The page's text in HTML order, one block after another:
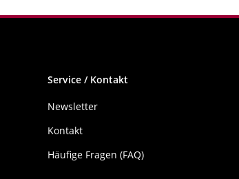
Service / Kontakt
Newsletter
Kontakt
Häufige Fragen (FAQ)